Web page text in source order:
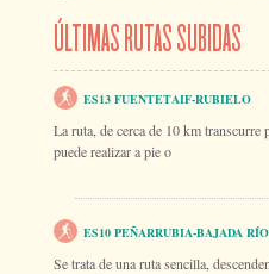
ÚLTIMAS RUTAS SUBIDAS
ES13 FUENTETAIF-RUBIELO
La ruta, de cerca de 10 km transcurre
puede realizar a pie o
ES10 PEÑARRUBIA-BAJADA
Se trata de una ruta sencilla,